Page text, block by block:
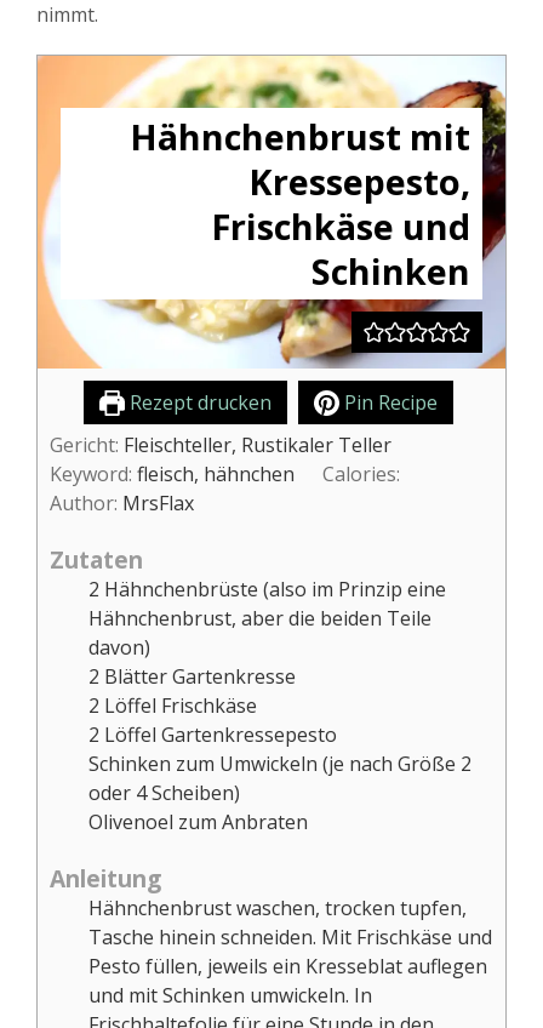
nimmt.
Hähnchenbrust mit
Kressepesto,
Frischkäse und
Schinken
Rezept drucken
Pin Recipe
Gericht: Fleischteller, Rustikaler Teller
Keyword: fleisch, hähnchen
Calories:
Author: MrsFlax
Zutaten
2 Hähnchenbrüste (also im Prinzip eine
Hähnchenbrust, aber die beiden Teile
davon)
2 Blätter Gartenkresse
2 Löffel Frischkäse
2 Löffel Gartenkressepesto
Schinken zum Umwickeln (je nach Größe 2
oder 4 Scheiben)
Olivenoel zum Anbraten
Anleitung
Hähnchenbrust waschen, trocken tupfen,
Tasche hinein schneiden. Mit Frischkäse und
Pesto füllen, jeweils ein Kresseblat auflegen
und mit Schinken umwickeln. In